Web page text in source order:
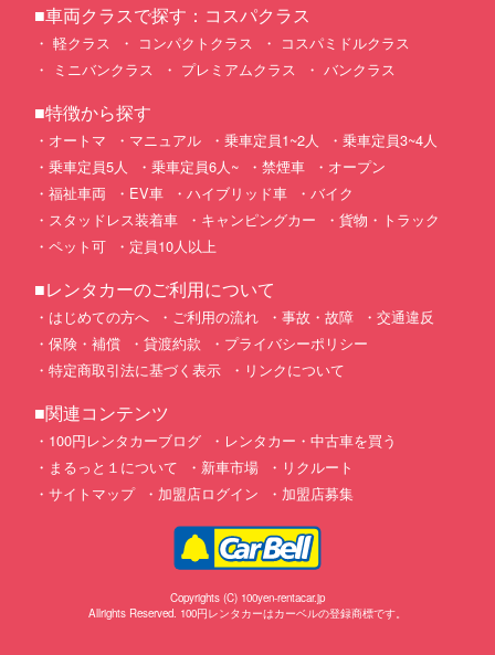
■車両クラスで探す：コスパクラス
軽クラス コンパクトクラス
コスパミドルクラス
ミニバンクラス
プレミアムクラス バンクラス
■特徴から探す
オートマ マニュアル 乗車定員1~2人
乗車定員3~4人
乗車定員5人
乗車定員6人~ 禁煙車
オープン
福祉車両
EV車 ハイブリッド車
バイク
スタッドレス装着車
キャンピングカー
貨物・トラック
ペット可
定員10人以上
■レンタカーのご利用について
はじめての方へ ご利用の流れ 事故・故障
交通違反
保険・補償
貸渡約款
プライバシーポリシー
特定商取引法に基づく表示
リンクについて
■関連コンテンツ
100円レンタカーブログ
レンタカー・中古車を買う
まるっと１について
新車市場
リクルート
サイトマップ
加盟店ログイン 加盟店募集
Copyrights (C) 100yen-rentacar.jp
Allrights Reserved. 100円レンタカーはカーベルの登録商標です。